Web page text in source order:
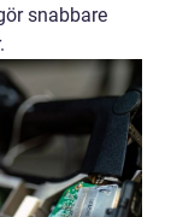
snabbare